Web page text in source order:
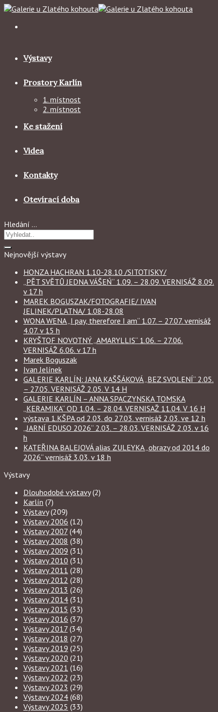
Skip
content
Výstavy
Prostory Karlín
1. místnost
2. místnost
Ke stažení
Videa
Kontakty
Otevírací doba
Hledání …
Nejnovější výstavy
HONZA HACHRAN 1.10-28.10 /SITOTISKY/
„PĚT SVĚTŮ JEDNA VÁŠEŃ“ 1.09. – 28.09. VERNISÁŽ 8.09.
v 17 h
MAREK BOGUSZAK/FOTOGRAFIE/ IVAN
JELINEK/PLATNA/ 1.08-28.08
WONA WENA „I pay, therefore I am“ 1.07. – 27.07. vernisáž
4.07. v 15 h
KRYŠTOF NOVOTNÝ „AMARYLLIS“ 1.06. – 27.06.
VERNISÁŽ 6.06. v 17 h
Marek Boguszak
Ivan Jelínek
GALERIE KARLÍN: JANA KAŠŠÁKOVÁ „BEZ SVOLENÍ“ 2.05.
– 27.05. VERNISÁŽ 2.05. V 14 H
GALERIE KARLÍN – ANNA SPACZYNSKA TOMSKA
„KERAMIKA“ OD 1.04. – 28.04. VERNISAŽ 11.04. V 16 H
výstava 1.KŠPA od 2.03. do 27.03. vernisáž 2.03. ve 12 h
„JARNÍ EDUSO 2026“ 2.03. – 28.03. VERNISÁŽ 2.03. v 16
h
KATEŘINA BALEJOVÁ alias ZULEYKA „obrazy od 2014 do
2026“ vernisáž 3.03. v 18 h
Výstavy
Dlouhodobé výstavy(2)
Karlín (7)
Výstavy(209)
Výstavy 2006 (12)
Výstavy 2007 (44)
Výstavy 2008 (38)
Výstavy 2009 (31)
Výstavy 2010 (31)
Výstavy 2011 (28)
Výstavy 2012 (28)
Výstavy 2013 (26)
Výstavy 2014 (31)
Výstavy 2015 (33)
Výstavy 2016 (37)
Výstavy 2017 (34)
Výstavy 2018 (27)
Výstavy 2019 (25)
Výstavy 2020 (21)
Výstavy 2021 (16)
Výstavy 2022 (23)
Výstavy 2023 (29)
Výstavy 2024 (68)
Výstavy 2025 (33)